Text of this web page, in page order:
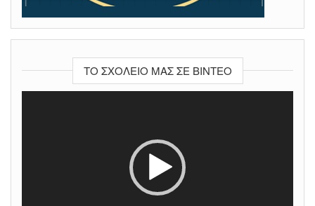
ΤΟ ΣΧΟΛΕΊΟ ΜΑΣ ΣΕ ΒΊΝΤΕΟ